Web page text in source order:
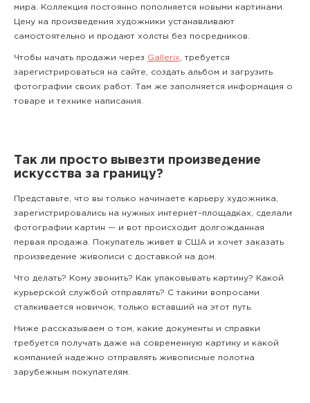
мира. Коллекция постоянно пополняется новыми картинами.
Цену на произведения художники устанавливают
самостоятельно и продают холсты без посредников.
Чтобы начать продажи через Gallerix , требуется
зарегистрироваться на сайте, создать альбом и загрузить
фотографии своих работ. Там же заполняется информация о
товаре и технике написания.
Так ли просто вывезти произведение
искусства за границу?
Представьте, что вы только начинаете карьеру художника,
зарегистрировались на нужных интернет–площадках, сделали
фотографии картин — и вот происходит долгожданная
первая продажа. Покупатель живет в США и хочет заказать
произведение живописи с доставкой на дом.
Что делать? Кому звонить? Как упаковывать картину? Какой
курьерской службой отправлять? С такими вопросами
сталкивается новичок, только вставший на этот путь.
Ниже рассказываем о том, какие документы и справки
требуется получать даже на современную картину и какой
компанией надежно отправлять живописные полотна
зарубежным покупателям.